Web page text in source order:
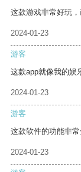
这款游戏非常好玩，
2024-01-23
游客
这款app就像我的娱
2024-01-23
游客
这款软件的功能非常
2024-01-23